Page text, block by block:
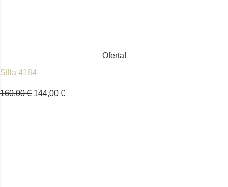
Oferta!
Silla 4184
160,00€ 144,00 €